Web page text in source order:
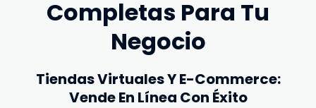
Completas Para Tu
Negocio
Tiendas Virtuales Y E-Commerce:
Vende En Línea Con Éxito